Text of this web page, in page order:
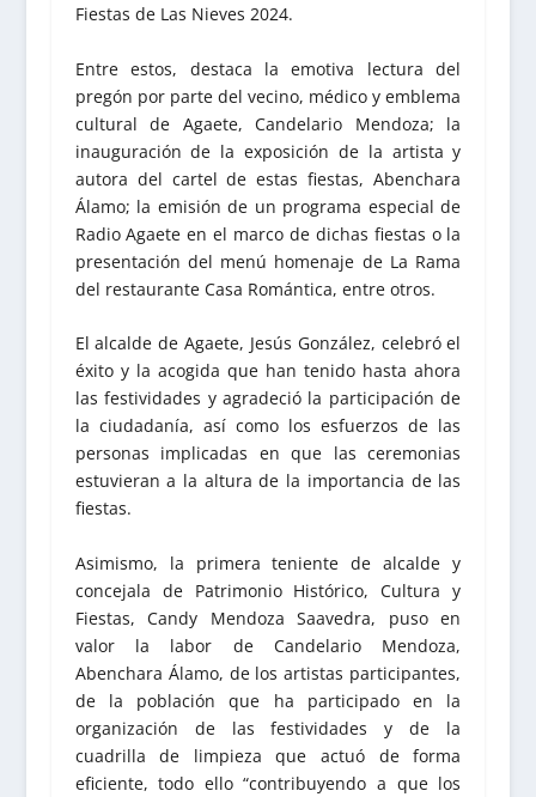
Fiestas de Las Nieves 2024.
Entre estos, destaca la emotiva lectura del
pregón por parte del vecino, médico y emblema
cultural de Agaete, Candelario Mendoza; la
inauguración de la exposición de la artista y
autora del cartel de estas fiestas, Abenchara
Álamo; la emisión de un programa especial de
Radio Agaete en el marco de dichas fiestas o la
presentación del menú homenaje de La Rama
del restaurante Casa Romántica, entre otros.
El alcalde de Agaete, Jesús González, celebró el
éxito y la acogida que han tenido hasta ahora
las festividades y agradeció la participación de
la ciudadanía, así como los esfuerzos de las
personas implicadas en que las ceremonias
estuvieran a la altura de la importancia de las
fiestas.
Asimismo, la primera teniente de alcalde y
concejala de Patrimonio Histórico, Cultura y
Fiestas, Candy Mendoza Saavedra, puso en
valor la labor de Candelario Mendoza,
Abenchara Álamo, de los artistas participantes,
de la población que ha participado en la
organización de las festividades y de la
cuadrilla de limpieza que actuó de forma
eficiente, todo ello “contribuyendo a que los